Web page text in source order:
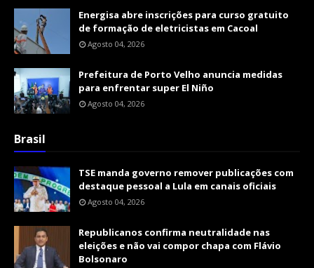
Energisa abre inscrições para curso gratuito
de formação de eletricistas em Cacoal
Agosto 04, 2026
Prefeitura de Porto Velho anuncia medidas
para enfrentar super El Niño
Agosto 04, 2026
Brasil
TSE manda governo remover publicações com
destaque pessoal a Lula em canais oficiais
Agosto 04, 2026
Republicanos confirma neutralidade nas
eleições e não vai compor chapa com Flávio
Bolsonaro